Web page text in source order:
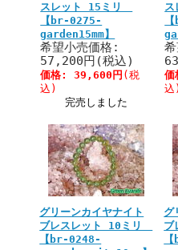
スレット 15ミリ
【br-0275-
garden15mm】
希望小売価格:
57,200円(税込)
価格:39,600円 (税
込)
完売しました
グリーンカイヤナイト
ブレスレット 10ミリ
【br-0248-
グ